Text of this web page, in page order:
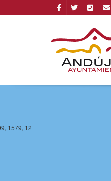
1579, 12